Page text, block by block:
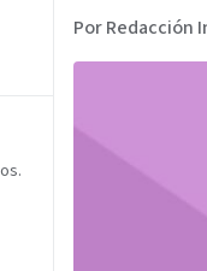
Por Redacción